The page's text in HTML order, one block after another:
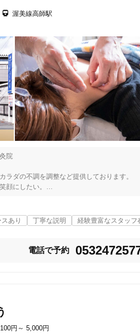
20時以降OK
り
オンラインサポート
渥美線高師駅
院
ラダの不調を調整など提供しております。
顔にしたい。
灸院」を目指し、お客さまのお話をよく
。
高齢の方まで、年齢性別を問わず、お気軽
あり 丁寧な説明 経験豊富なスタッフ
電話で予約
円～ 5,000円
「健康には